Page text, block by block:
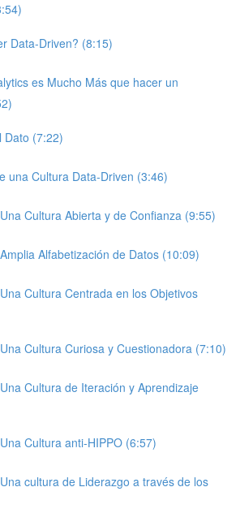
Data-Driven? (8:15)
es Mucho Más que hacer un
Dato (7:22)
una Cultura Data-Driven (3:46)
Cultura Abierta y de Confianza (9:55)
Alfabetización de Datos (10:09)
Cultura Centrada en los Objetivos
Cultura Curiosa y Cuestionadora (7:10)
Cultura de Iteración y Aprendizaje
Cultura anti-HIPPO (6:57)
cultura de Liderazgo a través de los